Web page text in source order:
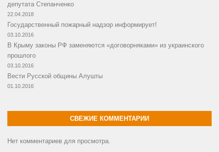
депутата Степанченко
22.04.2018
Государственный пожарный надзор информирует!
03.10.2016
В Крыму законы РФ заменяются «договорняками» из украинского
прошлого
03.10.2016
Вести Русской общины Алушты
01.10.2016
СВЕЖИЕ КОММЕНТАРИИ
Нет комментариев для просмотра.